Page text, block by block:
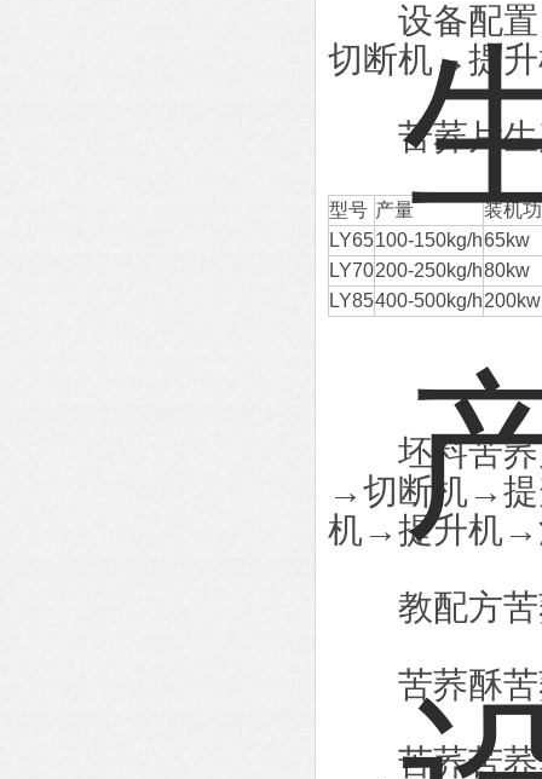
设备配置
切断机→提
苦荞片生
型号 产量
装机
LY65100-150kg/h65kw
LY70200-250kg/h80kw
LY85400-500kg/h200kw
坯料苦荞
→切断机→
机→提升机→
教配方苦
苦荞酥苦
苦荞苦荞